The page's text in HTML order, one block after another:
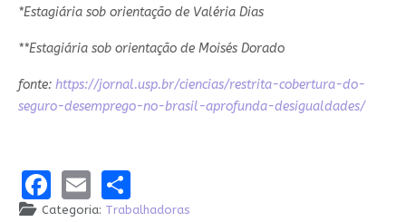
*Estagiária sob orientação de Valéria Dias
**Estagiária sob orientação de Moisés Dorado
fonte: https://jornal.usp.br/ciencias/restrita-cobertura-do-
seguro-desemprego-no-brasil-aprofunda-desigualdades/
Facebook
EmailShare
Categoria: Trabalhadoras